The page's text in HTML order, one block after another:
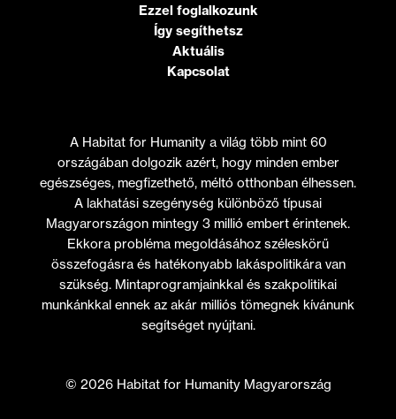
Ezzel foglalkozunk
Így segíthetsz
Aktuális
Kapcsolat
A Habitat for Humanity a világ több mint 60
országában dolgozik azért, hogy minden ember
egészséges, megfizethető, méltó otthonban élhessen.
A lakhatási szegénység különböző típusai
Magyarországon mintegy 3 millió embert érintenek.
Ekkora probléma megoldásához széleskörű
összefogásra és hatékonyabb lakáspolitikára van
szükség. Mintaprogramjainkkal és szakpolitikai
munkánkkal ennek az akár milliós tömegnek kívánunk
segítséget nyújtani.
© 2026 Habitat for Humanity Magyarország